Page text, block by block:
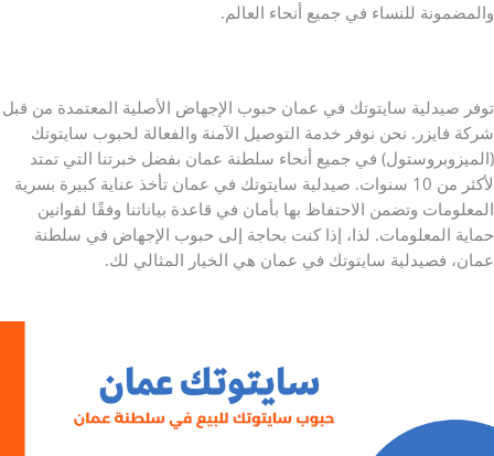
والمضمونة للنساء في جميع أنحاء العالم.
توفر صيدلية سايتوتك في عمان حبوب الإجهاض الأصلية المعتمدة من قبل
شركة فايزر. نحن نوفر خدمة التوصيل الآمنة والفعالة لحبوب سايتوتك
(الميزوبروستول) في جميع أنحاء سلطنة عمان بفضل خبرتنا التي تمتد
لأكثر من 10 سنوات. صيدلية سايتوتك في عمان تأخذ عناية كبيرة بسرية
المعلومات وتضمن الاحتفاظ بها بأمان في قاعدة بياناتنا وفقًا لقوانين
حماية المعلومات. لذا، إذا كنت بحاجة إلى حبوب الإجهاض في سلطنة
عمان، فصيدلية سايتوتك في عمان هي الخيار المثالي لك.